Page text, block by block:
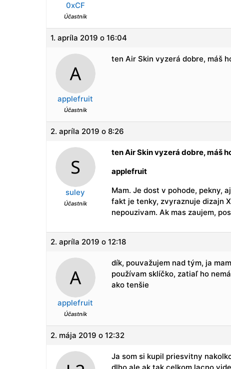
0xCF
Účastník
1. apríla 2019 o 16:04
applefruit
Účastník
ten Air Skin vyzerá dobre, máš
2. apríla 2019 o 8:26
suley
Účastník
ten Air Skin vyzerá dobre, máš
applefruit
Mam. Je dost v pohode, pekny,
fakt je tenky, zvyraznuje dizajn
nepouzivam. Ak mas zaujem,
2. apríla 2019 o 12:18
applefruit
Účastník
dík, pouvažujem nad tým, ja
používam sklíčko, zatiaľ ho
ako tenšie
2. mája 2019 o 12:32
Ja som si kupil priesvitny